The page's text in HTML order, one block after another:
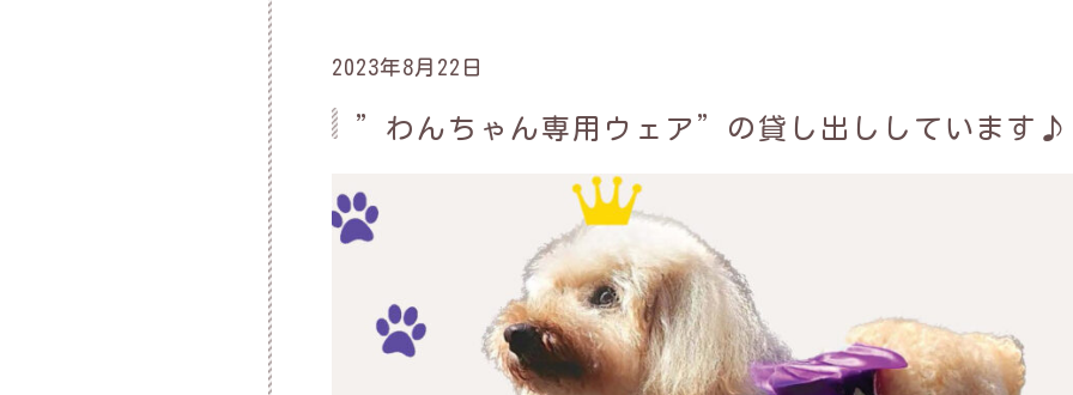
2023年8月22日
”わんちゃん専用ウェア”の貸し出ししています♪